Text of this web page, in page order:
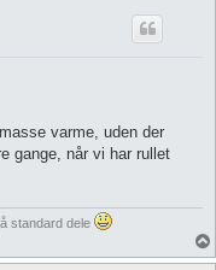
varme, uden der
gange, når vi har rullet
standard dele